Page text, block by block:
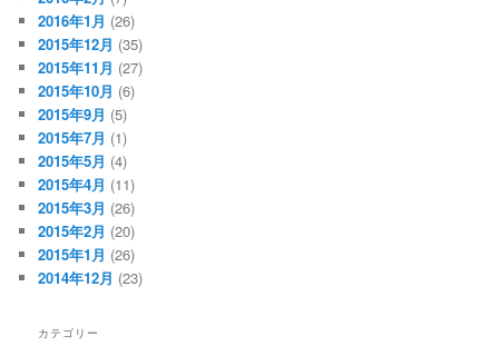
2016年1月 (26)
2015年12月 (35)
2015年11月 (27)
2015年10月 (6)
2015年9月 (5)
2015年7月 (1)
2015年5月 (4)
2015年4月 (11)
2015年3月 (26)
2015年2月 (20)
2015年1月 (26)
2014年12月 (23)
カテゴリー